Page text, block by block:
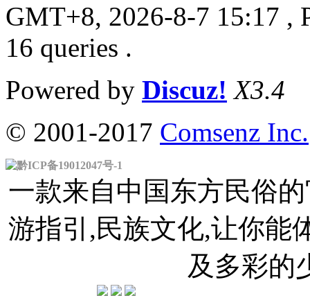
GMT+8, 2026-8-7 15:17 ,
16 queries .
Powered by Discuz! X3.4
© 2001-2017 Comsenz Inc.
黔ICP备19012047号-1
一款来自中国东方民俗
游指引,民族文化,让你能
及多彩的